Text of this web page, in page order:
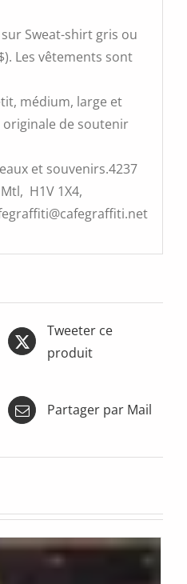
Sweat-shirt gris ou
Les vêtements sont
médium, large et
de soutenir
et souvenirs.4237
H1V 1X4,
Tweeter ce
produit
Partager par Mail